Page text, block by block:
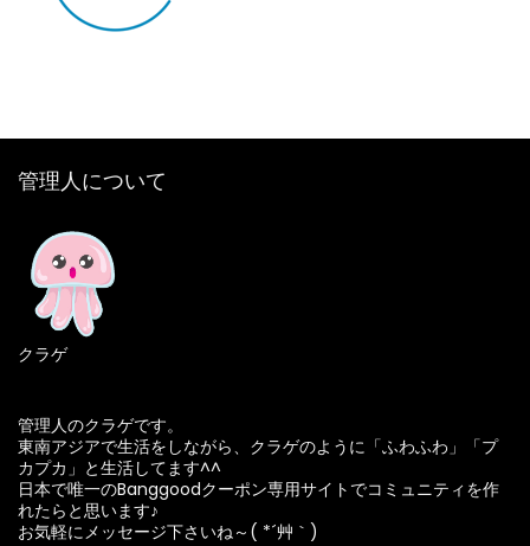
管理人について
クラゲ
管理人のクラゲです。
東南アジアで生活をしながら、クラゲのように「ふわふわ」「プ
カプカ」と生活してます^^
日本で唯一のBanggoodクーポン専用サイトでコミュニティを作
れたらと思います♪
お気軽にメッセージ下さいね～( *´艸｀)